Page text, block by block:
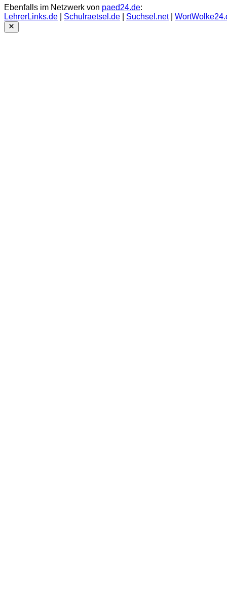
Ebenfalls im Netzwerk von paed24.de:
LehrerLinks.de
Schulraetsel.de Suchsel.net|
Close